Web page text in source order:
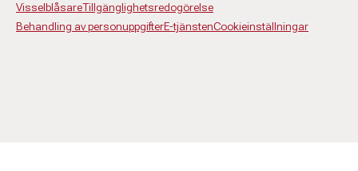
VisselblåsareTillgänglighetsredogörelse
Behandling av personuppgifterE-tjänstenCookieinställningar